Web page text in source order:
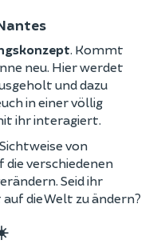
. Kommt
neu. Hier werdet
und dazu
in einer völlig
ihr interagiert.
von
die verschiedenen
Seid ihr
die Welt zu ändern?